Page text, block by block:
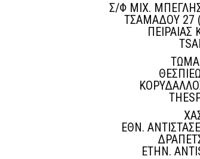
Σ/Φ ΜΙΧ.
ΤΣΑΜΑΔΟΥ 27
ΕΘΝ.
ETHN.